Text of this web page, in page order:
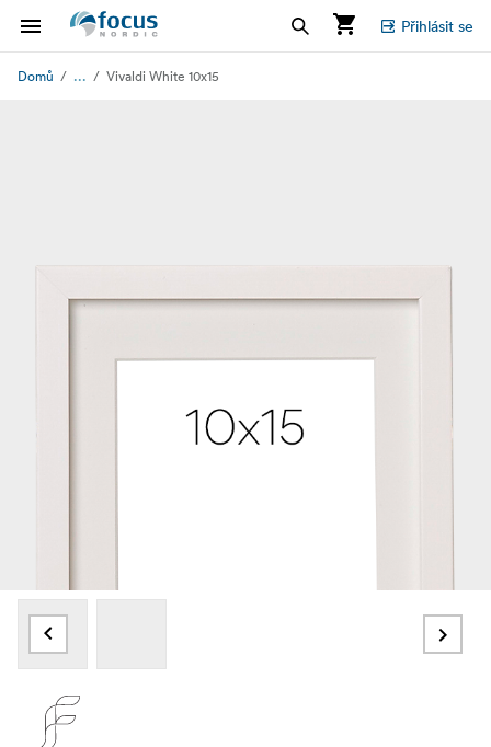
Přihlásit se
Domů ... Vivaldi White 10x15